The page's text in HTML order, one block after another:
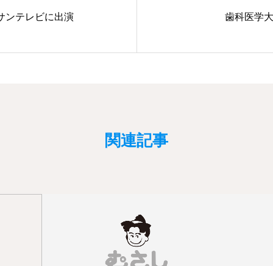
ンテレビに出演 歯科医学
関連記事